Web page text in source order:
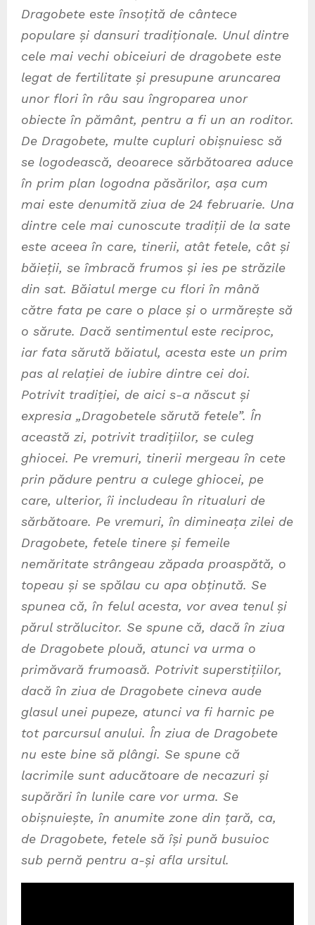
Dragobete este însoțită de cântece
populare și dansuri tradiționale. Unul dintre
cele mai vechi obiceiuri de dragobete este
legat de fertilitate și presupune aruncarea
unor flori în râu sau îngroparea unor
obiecte în pământ, pentru a fi un an roditor.
De Dragobete, multe cupluri obișnuiesc să
se logodească, deoarece sărbătoarea aduce
în prim plan logodna păsărilor, așa cum
mai este denumită ziua de 24 februarie. Una
dintre cele mai cunoscute tradiții de la sate
este aceea în care, tinerii, atât fetele, cât și
băieții, se îmbracă frumos și ies pe străzile
din sat. Băiatul merge cu flori în mână
către fata pe care o place și o urmărește să
o sărute. Dacă sentimentul este reciproc,
iar fata sărută băiatul, acesta este un prim
pas al relației de iubire dintre cei doi.
Potrivit tradiției, de aici s-a născut și
expresia „Dragobetele sărută fetele”. În
această zi, potrivit tradițiilor, se culeg
ghiocei. Pe vremuri, tinerii mergeau în cete
prin pădure pentru a culege ghiocei, pe
care, ulterior, îi includeau în ritualuri de
sărbătoare. Pe vremuri, în dimineața zilei de
Dragobete, fetele tinere și femeile
nemăritate strângeau zăpada proaspătă, o
topeau și se spălau cu apa obținută. Se
spunea că, în felul acesta, vor avea tenul și
părul strălucitor. Se spune că, dacă în ziua
de Dragobete plouă, atunci va urma o
primăvară frumoasă. Potrivit superstițiilor,
dacă în ziua de Dragobete cineva aude
glasul unei pupeze, atunci va fi harnic pe
tot parcursul anului. În ziua de Dragobete
nu este bine să plângi. Se spune că
lacrimile sunt aducătoare de necazuri și
supărări în lunile care vor urma. Se
obișnuiește, în anumite zone din țară, ca,
de Dragobete, fetele să își pună busuioc
sub pernă pentru a-și afla ursitul.